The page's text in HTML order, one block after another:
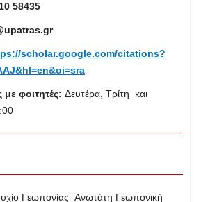
58435
scholar.google.com/citations?
φοιτητές: Δευτέρα, Τρίτη και
Γεωπονίας Ανωτάτη Γεωπονική